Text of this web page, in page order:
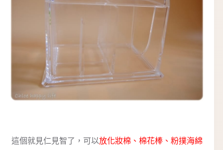
這個就見仁見智了，可以放化妝棉、棉花棒、粉撲海綿